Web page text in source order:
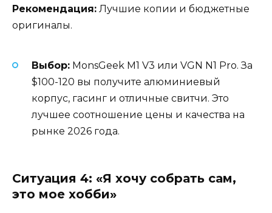
Рекомендация: Лучшие копии и бюджетные
оригиналы.
Выбор: MonsGeek M1 V3 или VGN N1 Pro. За
$100-120 вы получите алюминиевый
корпус, гасинг и отличные свитчи. Это
лучшее соотношение цены и качества на
рынке 2026 года.
Ситуация 4: «Я хочу собрать сам,
это мое хобби»